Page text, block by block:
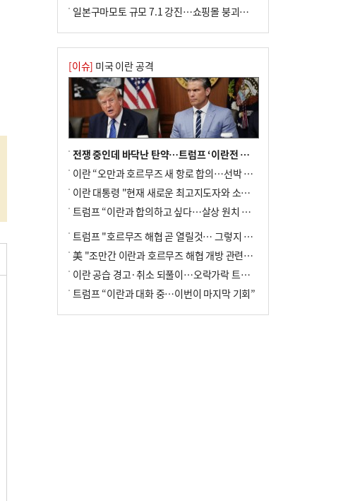
일본구마모토 규모 7.1 강진…쇼핑몰 붕괴로 직원 20여 명 갇힌 듯
[이슈] 미국 이란 공격
전쟁 중인데 바닥난 탄약…트럼프 ‘이란전 무기고갈’ 국방장관 질책
이란 “오만과 호르무즈 새 항로 합의…선박 안전은 보장 못해”
이란 대통령 "현재 새로운 최고지도자와 소통 어려운 상황"
트럼프 “이란과 합의하고 싶다…살상 원치 않아”
트럼프 "호르무즈 해협 곧 열릴것… 그렇지 않으면 이란에 강력 공격"
美 "조만간 이란과 호르무즈 해협 개방 관련된 합의 이뤄질 것"
이란 공습 경고·취소 되풀이…오락가락 트럼프 비꼰 ‘타코’
트럼프 “이란과 대화 중…이번이 마지막 기회”